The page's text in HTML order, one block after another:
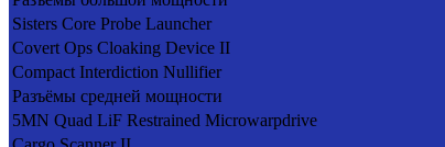
Sisters Core Probe Launcher
Covert Ops Cloaking Device II
Compact Interdiction Nullifier
Разъёмы средней мощности
5MN Quad LiF Restrained Microwarpdrive